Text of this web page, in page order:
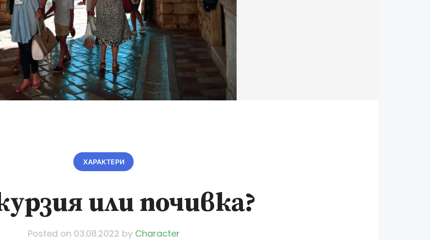
ХАРАКТЕРИ
или почивка?
Posted on 03.08.2022 by Character